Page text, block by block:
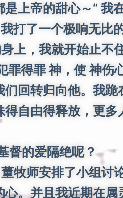
上帝的甜心～“
打了一个极响无比
，我就开始止不
罪得罪 神，使 神
回转归向他。我
自由得释放，更
督的爱隔绝呢？
师安排了小组讨
。并且我近期在